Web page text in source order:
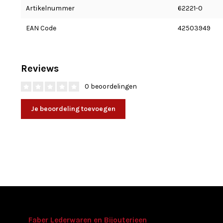
Artikelnummer 62221-0
EAN Code 42503949
Reviews
0 beoordelingen
Je beoordeling toevoegen
Faber Lederwaren en Bijouterieen